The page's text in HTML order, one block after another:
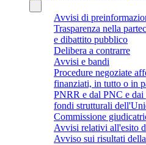
Avvisi di
Trasparenza nella
e dibattito pubblico
Delibera a contrarre
Avvisi e bandi
Procedure negoziate
finanziati, in tutto o in
PNRR e dal PNC e
fondi strutturali
Commissione
Avvisi relativi all'esito
Avviso sui risultati